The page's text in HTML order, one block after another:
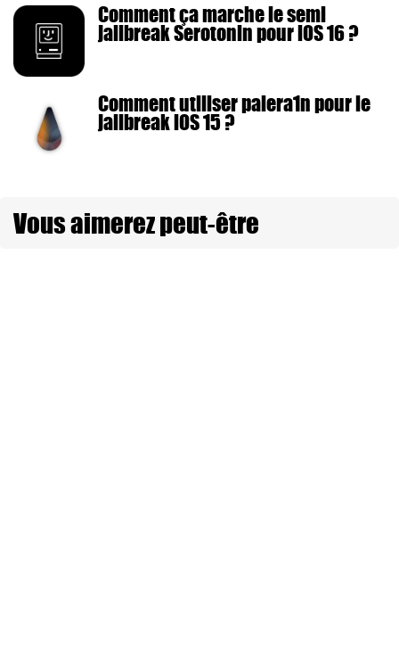
Comment ça marche le semi
jailbreak Serotonin pour iOS 16 ?
Comment utiliser palera1n pour le
jailbreak iOS 15 ?
Vous aimerez peut-être